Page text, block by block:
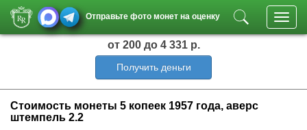
Отправьте фото монет на оценку
от 200 до 4 331 р.
Получить деньги
Стоимость монеты 5 копеек 1957 года, аверс
штемпель 2.2